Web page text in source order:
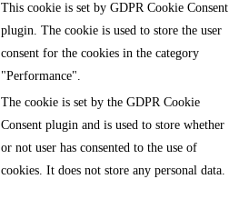
This cookie is set by GDPR Cookie Consent
plugin. The cookie is used to store the user
consent for the cookies in the category
"Performance".
The cookie is set by the GDPR Cookie
Consent plugin and is used to store whether
or not user has consented to the use of
cookies. It does not store any personal data.